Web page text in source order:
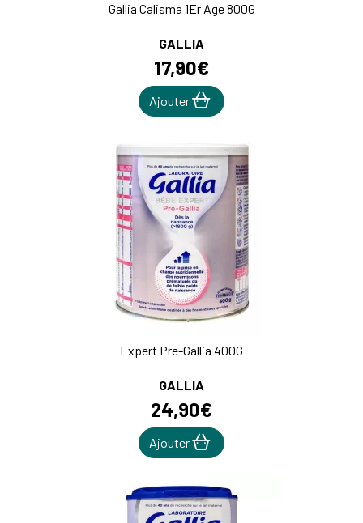
Gallia Calisma 1Er Age 800G
GALLIA
17,90€
Ajouter
Expert Pre-Gallia 400G
GALLIA
24,90€
Ajouter